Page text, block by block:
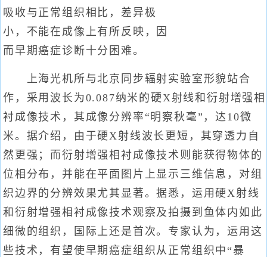
吸收与正常组织相比，差异极
小，不能在成像上有所反映，因
而早期癌症诊断十分困难。
上海光机所与北京同步辐射实验室形貌站合
作，采用波长为0.087纳米的硬X射线和衍射增强相
衬成像技术，其成像分辨率“明察秋毫”，达10微
米。据介绍，由于硬X射线波长更短，其穿透力自
然更强；而衍射增强相衬成像技术则能获得物体的
位相分布，并能在平面图片上显示三维信息，对组
织边界的分辨效果尤其显著。据悉，运用硬X射线
和衍射增强相衬成像技术观察及拍摄到鱼体内如此
细微的组织，国际上还是首次。专家认为，运用这
些技术，有望使早期癌症组织从正常组织中“暴